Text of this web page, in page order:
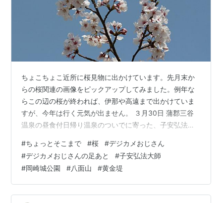
ちょこちょこ近所に桜見物に出かけています。先月末か
らの桜関連の画像をピックアップしてみました。例年な
らこの辺の桜が終われば、伊那や高遠まで出かけていま
すが、今年は行く元気が出ません。 ３月30日 蒲郡三谷
温泉の昼食付日帰り温泉のついでに寄った、子安弘法大
寄った、岡崎城公園、桜は４分咲き、人は満開まじか ４
月05日 西尾市八面山公園の桜と展望台、桜を見るだけな
らここで十分と毎年来てるかな ４月05日 カフェ ESPRIT
での昼食前に、桜トンネルで有名な吉良の黄金堤の桜
を・・・
#ちょっとそこまで #桜 #デジカメおじさん
#デジカメおじさんの足あと #子安弘法大師
#岡崎城公園 #八面山 #黄金堤